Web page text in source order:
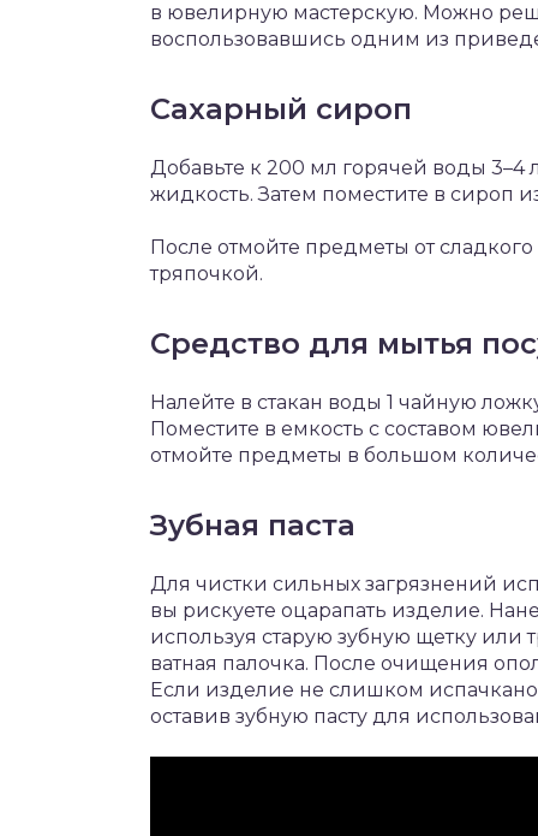
в ювелирную мастерскую. Можно
воспользовавшись одним из
Сахарный сироп
Добавьте к 200 мл горячей воды 3–4
жидкость. Затем поместите в сироп
После отмойте предметы от
тряпочкой.
Средство для мытья
Налейте в стакан воды 1 чайную
Поместите в емкость с составом
отмойте предметы в большом
Зубная паста
Для чистки сильных загрязнений
вы рискуете оцарапать изделие.
используя старую зубную щетку или
ватная палочка. После очищения
Если изделие не слишком
оставив зубную пасту для